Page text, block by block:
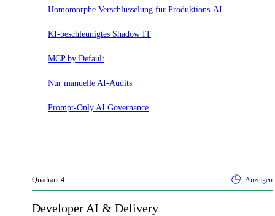
Homomorphe Verschlüsselung für Produktions-AI
KI-beschleunigtes Shadow IT
MCP by Default
Nur manuelle AI-Audits
Prompt-Only AI Governance
Quadrant 4 Anzeigen
Developer AI & Delivery